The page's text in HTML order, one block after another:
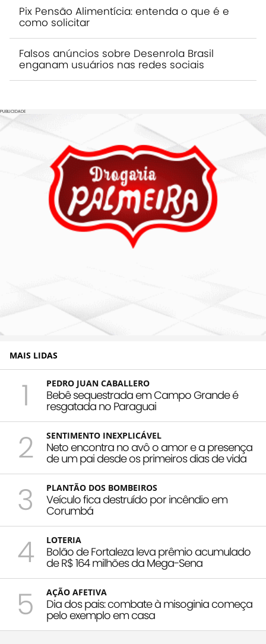
Pix Pensão Alimentícia: entenda o que é e
como solicitar
Falsos anúncios sobre Desenrola Brasil
enganam usuários nas redes sociais
PUBLICIDADE
MAIS LIDAS
1 PEDRO JUAN CABALLERO
Bebê sequestrada em Campo Grande é
resgatada no Paraguai
2 SENTIMENTO INEXPLICÁVEL
Neto encontra no avô o amor e a presença
de um pai desde os primeiros dias de vida
3 PLANTÃO DOS BOMBEIROS
Veículo fica destruído por incêndio em
Corumbá
4 LOTERIA
Bolão de Fortaleza leva prêmio acumulado
de R$ 164 milhões da Mega-Sena
5 AÇÃO AFETIVA
Dia dos pais: combate à misoginia começa
pelo exemplo em casa